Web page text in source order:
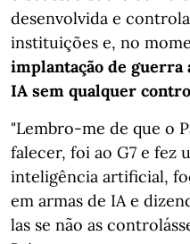
desenvolvida e
instituições e, no
implantação de guerra
IA sem qualquer
"Lembro-me de que o
falecer, foi ao G7 e fez
inteligência artificial,
em armas de IA e
las se não as